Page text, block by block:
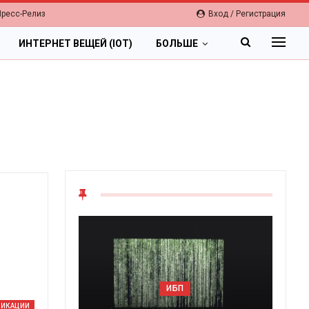
Вход / Регистрация
Релиз
ИНТЕРНЕТ ВЕЩЕЙ (IOT) БОЛЬШЕ
ОБЛАКА
Цифровая экономика 2026.